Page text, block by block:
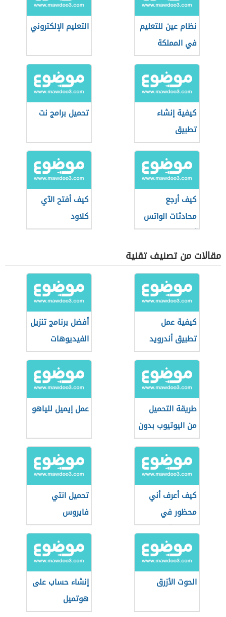
نظام عين للتعليم
في المملكة
العربية السعودية
التعليم الإلكتروني
كيفية إنشاء
تطبيق
تحميل برامج نت
كيف أرجع
محادثات الواتس
آب
كيف أفتح الآي
كلاود
مقالات من تصنيف تقنية
كيفية عمل
تطبيق أندرويد
أفضل برنامج تنزيل
الفيديوهات
طريقة التحميل
من اليوتيوب بدون
برامج
عمل إيميل للياهو
كيف أعرف أني
محظور في
الواتس آب
تحميل انتي
فايروس
الحوت الأزرق
إنشاء حساب على
هوتميل